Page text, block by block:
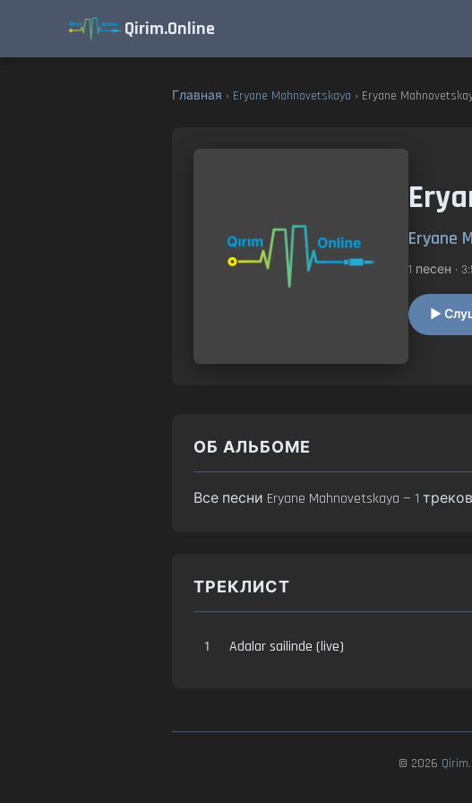
Qirim.Online
Главная › Eryane Mahnovetskaya › Eryane
Eryane
1 песен •
▶
ОБ АЛЬБОМЕ
Все песни Eryane Mahnovetskaya — 1
ТРЕКЛИСТ
1 Adalar sailinde (live)
© 2026